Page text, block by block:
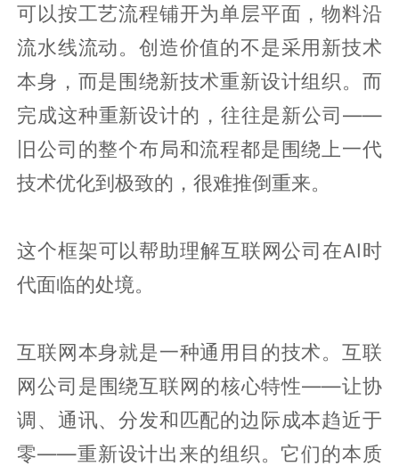
可以按工艺流程铺开为单层平面，物料沿
流水线流动。创造价值的不是采用新技术
本身，而是围绕新技术重新设计组织。而
完成这种重新设计的，往往是新公司——
旧公司的整个布局和流程都是围绕上一代
技术优化到极致的，很难推倒重来。
这个框架可以帮助理解互联网公司在AI时
代面临的处境。
互联网本身就是一种通用目的技术。互联
网公司是围绕互联网的核心特性——让协
调、通讯、分发和匹配的边际成本趋近于
零——重新设计出来的组织。它们的本质